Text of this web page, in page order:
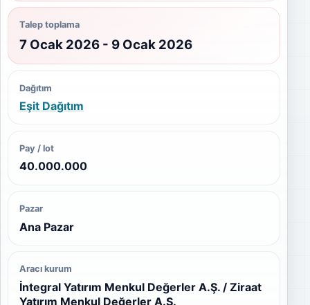
Talep toplama
7 Ocak 2026 - 9 Ocak 2026
Dağıtım
Eşit Dağıtım
Pay / lot
40.000.000
Pazar
Ana Pazar
Aracı kurum
İntegral Yatırım Menkul Değerler A.Ş. / Ziraat
Yatırım Menkul Değerler A.Ş.